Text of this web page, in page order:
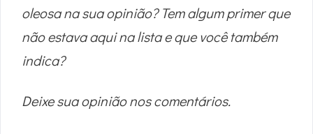
oleosa na sua opinião?Tem algum primer que
não estava aqui na lista e que você também
indica?
Deixe sua opinião nos comentários.